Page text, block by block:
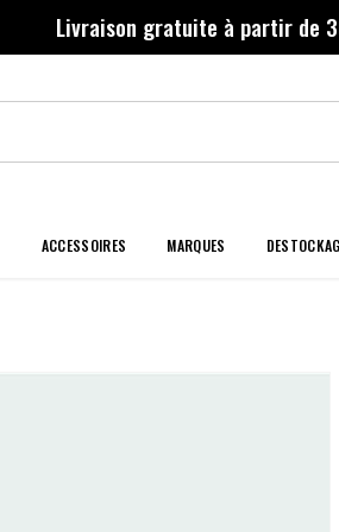
Livraison gratuite à partir de
ACCESSOIRES MARQUES